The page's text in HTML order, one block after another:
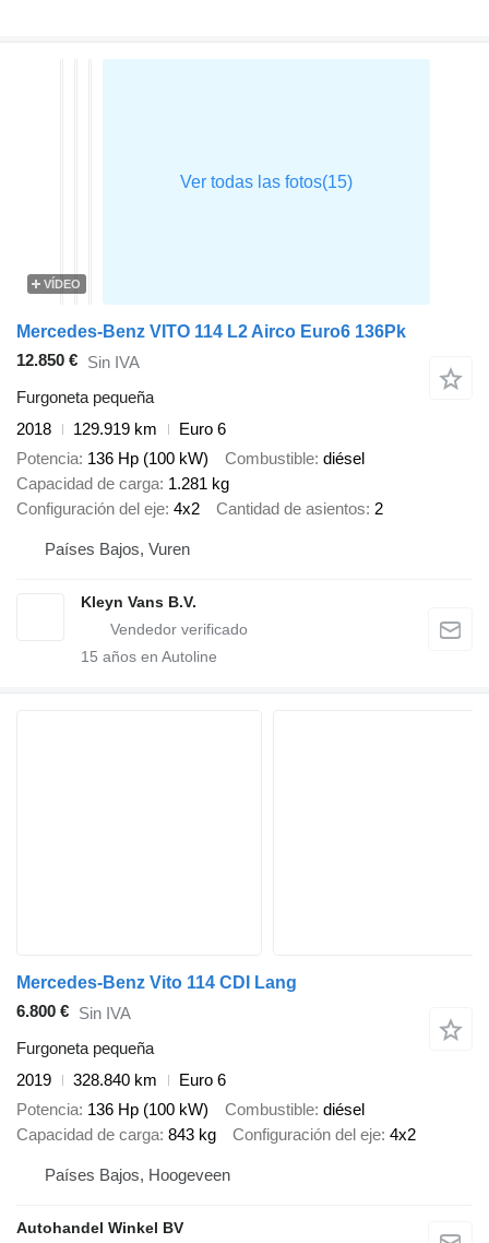
VÍDEO
Mercedes-Benz VITO 114 L2 Airco Euro6 136Pk
12.850 € Sin IVA
Furgoneta pequeña
2018
129.919 km
Euro 6
Potencia 136 Hp (100 kW) Combustible diésel
Capacidad de carga 1.281 kg
Configuración del eje 4x2 Cantidad de asientos 2
Países Bajos, Vuren
Kleyn Vans B.V.
15 años en Autoline
Mercedes-Benz Vito 114 CDI Lang
6.800 € Sin IVA
Furgoneta pequeña
2019
328.840 km
Euro 6
Potencia 136 Hp (100 kW) Combustible diésel
Capacidad de carga 843 kg Configuración del eje 4x2
Países Bajos, Hoogeveen
Autohandel Winkel BV